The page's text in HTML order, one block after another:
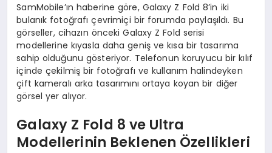
SamMobile’ın haberine göre, Galaxy Z Fold 8’in iki
bulanık fotoğrafı çevrimiçi bir forumda paylaşıldı. Bu
görseller, cihazın önceki Galaxy Z Fold serisi
modellerine kıyasla daha geniş ve kısa bir tasarıma
sahip olduğunu gösteriyor. Telefonun koruyucu bir kılıf
içinde çekilmiş bir fotoğrafı ve kullanım halindeyken
çift kameralı arka tasarımını ortaya koyan bir diğer
görsel yer alıyor.
Galaxy Z Fold 8 ve Ultra
Modellerinin Beklenen Özellikleri